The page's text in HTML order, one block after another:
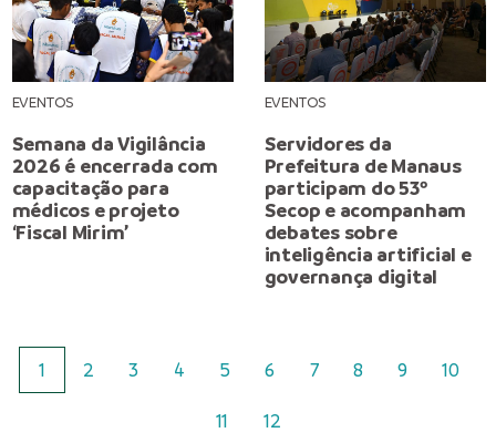
EVENTOS
Semana da Vigilância
2026 é encerrada com
capacitação para
médicos e projeto
‘Fiscal Mirim’
EVENTOS
Servidores da
Prefeitura de Manaus
participam do 53º
Secop e acompanham
debates sobre
inteligência artificial e
governança digital
1 2 3 4 5 6 7 8 9 10
11 12